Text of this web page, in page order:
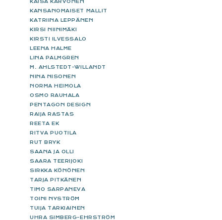
KAISA KARVONEN
KANSANOMAISET MALLIT
KATRIINA LEPPÄNEN
KIRSI NIINIMÄKI
KIRSTI ILVESSALO
LEENA HALME
LINA PALMGREN
M. AHLSTEDT-WILLANDT
NINA NISONEN
NORMA HEIMOLA
OSMO RAUHALA
PENTAGON DESIGN
RAIJA RASTAS
REETA EK
RITVA PUOTILA
RUT BRYK
SAANA JA OLLI
SAARA TEERIJOKI
SIRKKA KÖNÖNEN
TARJA PITKÄNEN
TIMO SARPANEVA
TOINI NYSTRÖM
TUIJA TARKIAINEN
UHRA SIMBERG-EHRSTRÖM